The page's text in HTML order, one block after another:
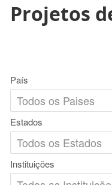
Projetos
País
Estados
Instituições